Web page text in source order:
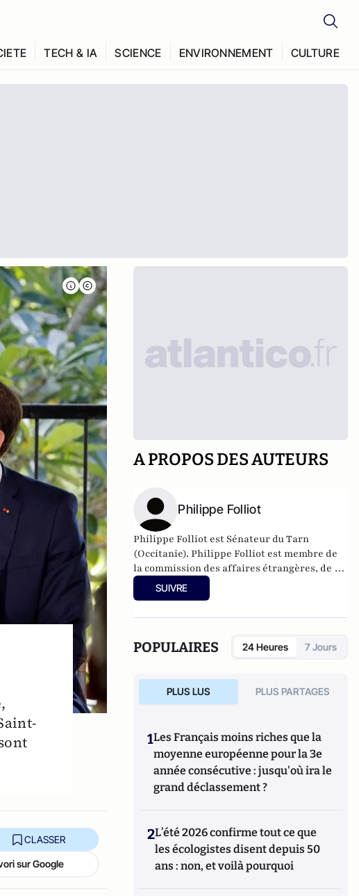
TECH & IA SCIENCE ENVIRONNEMENT CULTURE
CLASSER
sur Google
A PROPOS DES AUTEURS
Philippe Folliot
Philippe Folliot est Sénateur du Tarn
(Occitanie). Philippe Folliot est membre de
la commission des affaires étrangères, de la
défense et des forces armées, membre de
la délégation sénatoriale aux outre-mer,
membre du Conseil consultatif des TAAF (
Terres australes et antarctiques françaises
sur-Mer, un empire oublié », publié aux
Éditions du Rocher, 2009 et « France-sur-
éditions La Bibliothèca en 2022.
SUIVRE
POPULAIRES 24 Heures 7 Jours
PLUS LUS PLUS PARTAGES
1Les Français moins riches que la
moyenne européenne pour la 3e
année consécutive : jusqu'où ira le
grand déclassement ?
2L’été 2026 confirme tout ce que
les écologistes disent depuis 50
ans : non, et voilà pourquoi